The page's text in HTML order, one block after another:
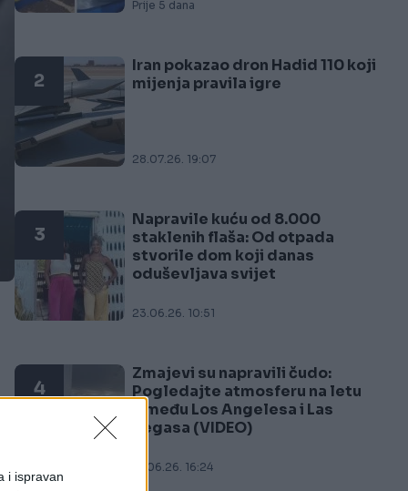
i ispravan
Prije 5 dana
2
Iran pokazao dron Hadid 110 koji
mijenja pravila igre
28.07.26. 19:07
3
Napravile kuću od 8.000
staklenih flaša: Od otpada
stvorile dom koji danas
oduševljava svijet
23.06.26. 10:51
4
Zmajevi su napravili čudo:
Pogledajte atmosferu na letu
između Los Angelesa i Las
Vegasa (VIDEO)
21.06.26. 16:24